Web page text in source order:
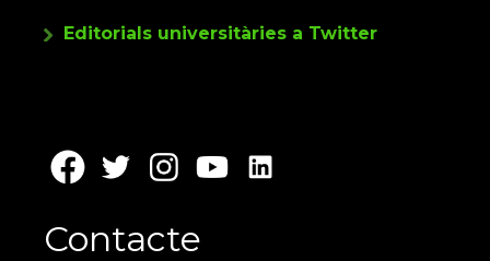
Editorials universitàries a Twitter
Contacte